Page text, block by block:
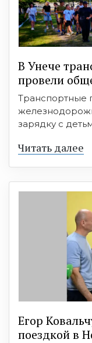
В Унече
провели
Транспортные
зарядку с
Читать далее
Егор
поездкой в